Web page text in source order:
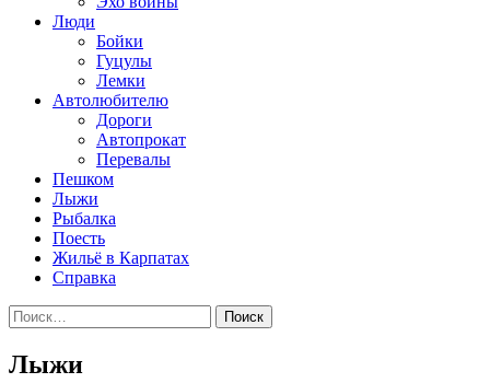
Люди
Бойки
Гуцулы
Лемки
Автолюбителю
Дороги
Автопрокат
Перевалы
Пешком
Лыжи
Рыбалка
Поесть
Жильё в Карпатах
Справка
Найти:
Лыжи